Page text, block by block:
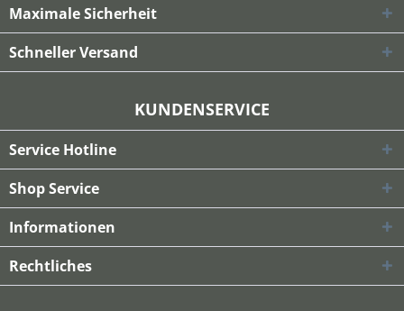
Maximale Sicherheit
Schneller Versand
KUNDENSERVICE
Service Hotline
Shop Service
Informationen
Rechtliches